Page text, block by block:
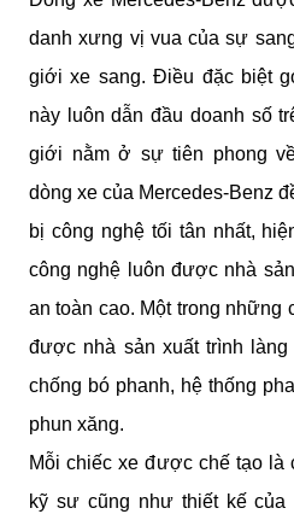
danh xưng vị vua của sự
giới xe sang. Điều đặc biệt
này luôn dẫn đầu doanh số
giới nằm ở sự tiên phong
dòng xe của Mercedes-Benz
bị công nghệ tối tân nhất,
công nghệ luôn được nhà
an toàn cao. Một trong những
được nhà sản xuất trình
chống bó phanh, hệ thống
phun xăng.
Mỗi chiếc xe được chế tạo là
kỹ sư cũng như thiết kế của